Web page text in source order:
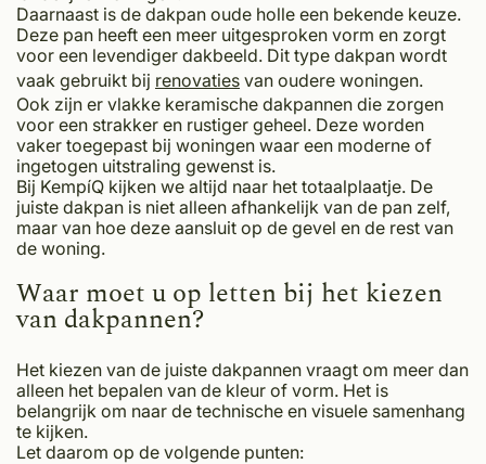
Daarnaast is de dakpan oude holle een bekende keuze.
Deze pan heeft een meer uitgesproken vorm en zorgt
voor een levendiger dakbeeld. Dit type dakpan wordt
vaak gebruikt bij renovaties van oudere woningen.
Ook zijn er vlakke keramische dakpannen die zorgen
voor een strakker en rustiger geheel. Deze worden
vaker toegepast bij woningen waar een moderne of
ingetogen uitstraling gewenst is.
Bij KempíQ kijken we altijd naar het totaalplaatje. De
juiste dakpan is niet alleen afhankelijk van de pan zelf,
maar van hoe deze aansluit op de gevel en de rest van
de woning.
Waar moet u op letten bij het kiezen
van dakpannen?
Het kiezen van de juiste dakpannen vraagt om meer dan
alleen het bepalen van de kleur of vorm. Het is
belangrijk om naar de technische en visuele samenhang
te kijken.
Let daarom op de volgende punten: